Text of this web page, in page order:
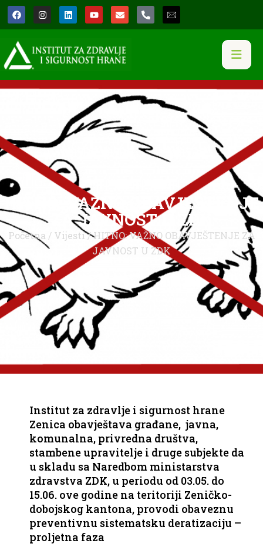
HITNO: VAŽNO OBAVJEŠTENJE
ZA JAVNOST U ZDK
Početna / Vijesti/ HITNO: VAŽNO OBAVJEŠTENJE ZA
JAVNOST U ZDK
Institut za zdravlje i sigurnost hrane
Zenica obavještava građane, javna,
komunalna, privredna društva,
stambene upravitelje i druge subjekte da
u skladu sa Naredbom ministarstva
zdravstva ZDK, u periodu od 03.05. do
15.06. ove godine na teritoriji Zeničko-
dobojskog kantona, provodi obaveznu
preventivnu sistematsku deratizaciju –
proljetna faza